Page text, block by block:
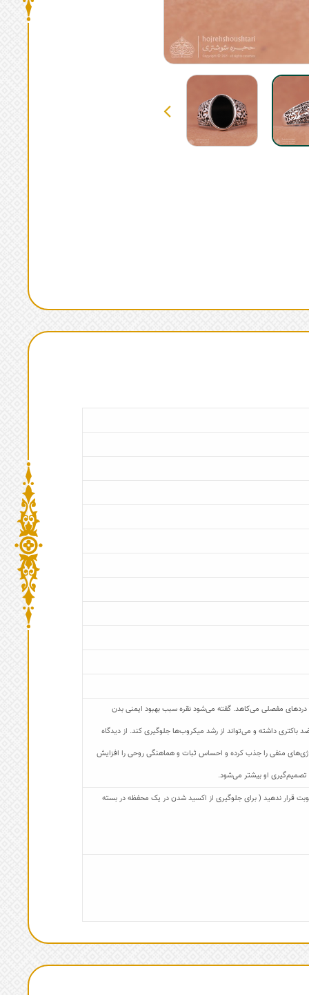
دردهای مفصلی می‌کاهد. گفته می‌شود نقره سبب بهبود ایمنی بدن
داشته و می‌تواند از رشد میکروب‌ها جلوگیری کند. از دیدگاه
منفی را جذب کرده و احساس ثبات و هماهنگی روحی را افزایش
تصمیم‌گیری او بیشتر می‌شود.
قرار ندهید ( برای جلوگیری از اکسید شدن در یک محفظه در بسته